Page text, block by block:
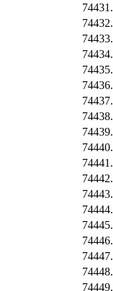
74431.
74432.
74433.
74434.
74435.
74436.
74437.
74438.
74439.
74440.
74441.
74442.
74443.
74444.
74445.
74446.
74447.
74448.
74449.